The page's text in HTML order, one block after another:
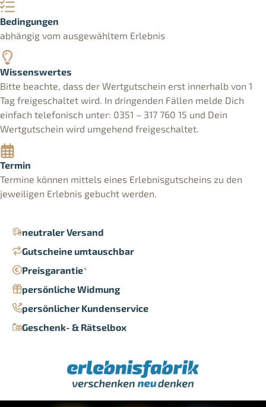
neutraler Versand
Gutscheine umtauschbar
Preisgarantie*
persönliche Widmung
persönlicher Kundenservice
Geschenk- & Rätselbox
Bedingungen
abhängig vom ausgewähltem Erlebnis
Wissenswertes
Bitte beachte, dass der Wertgutschein erst innerhalb von 1
Tag freigeschaltet wird. In dringenden Fällen melde Dich
einfach telefonisch unter: 0351 – 317 760 15 und Dein
Wertgutschein wird umgehend freigeschaltet.
Termin
Termine können mittels eines Erlebnisgutscheins zu den
jeweiligen Erlebnis gebucht werden.